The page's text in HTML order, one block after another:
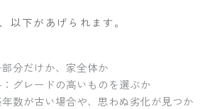
以下があげられます。
分だけか、家全体か
グレードの高いものを選ぶか
数が古い場合や、思わぬ劣化が見つか